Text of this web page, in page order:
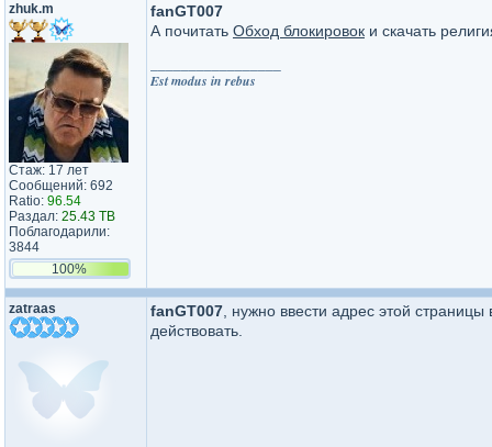
zhuk.m
Стаж: 17 лет
Сообщений: 692
Ratio: 96.54
Раздал: 25.43 TB
Поблагодарили:
3844
100%
fanGT007
А почитать Обход блокировок и скачать
Est modus in rebus
zatraas fanGT007 , нужно ввести адрес этой
действовать.